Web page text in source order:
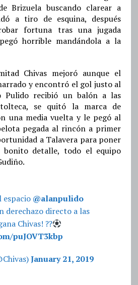
Brizuela buscando clarear a
a tiro de esquina, después
fortuna tras una jugada
horrible mandándola a la
Chivas mejoró aunque el
y encontró el gol justo al
Pulido recibió un balón a las
se quitó la marca de
una media vuelta y le pegó al
pegada al rincón a primer
a Talavera para poner
detalle, todo el equipo
espacio @alanpulido
derechazo directo a las
Chivas! ??
puJOVT3kbp
January 21, 2019